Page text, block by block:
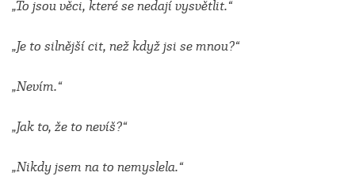
„To jsou věci, které se nedají vysvětlit.“
„Je to silnější cit, než když jsi se mnou?“
„Nevím.“
„Jak to, že to nevíš?“
„Nikdy jsem na to nemyslela.“